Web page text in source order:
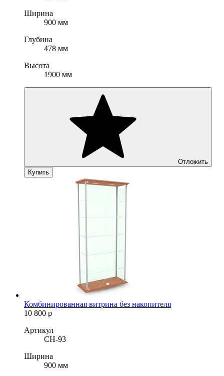
Ширина
900 мм
Глубина
478 мм
Высота
1900 мм
Отложить
Купить
Комбинированная витрина без накопителя
10 800 р
Артикул
СН-93
Ширина
900 мм